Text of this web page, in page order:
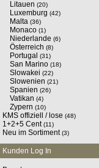
Litauen (20)
Luxemburg (42)
Malta (36)
Monaco (1)
Niederlande (6)
Österreich (8)
Portugal (31)
San Marino (18)
Slowakei (22)
Slowenien (21)
Spanien (26)
Vatikan (4)
Zypern (10)
KMS offiziell / lose (48)
1+2+5 Cent (11)
Neu im Sortiment (3)
Kunden Log In